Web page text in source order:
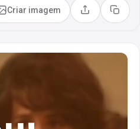
Criar imagem Compartilhar
Copiar